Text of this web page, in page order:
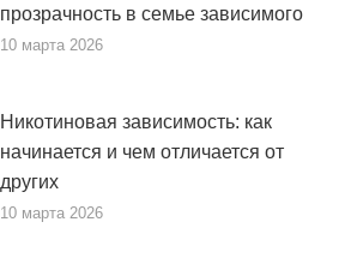
прозрачность в семье зависимого
10 марта 2026
Никотиновая зависимость: как
начинается и чем отличается от
других
10 марта 2026